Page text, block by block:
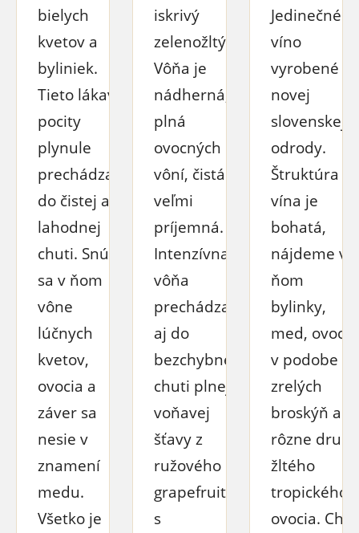
bielych
kvetov a
byliniek.
Tieto lákavé
pocity
plynule
prechádzajú
do čistej a
lahodnej
chuti. Snúbi
sa v ňom
vône
lúčnych
kvetov,
ovocia a
záver sa
nesie v
znamení
medu.
Všetko je
iskrivý
zelenožltý.
Vôňa je
nádherná,
plná
ovocných
vôní, čistá a
veľmi
príjemná.
Intenzívna
vôňa
prechádza
aj do
bezchybnej
chuti plnej
voňavej
šťavy z
ružového
grapefruitu
s
Jedinečné
víno
vyrobené z
novej
slovenskej
odrody.
Štruktúra
vína je
bohatá,
nájdeme v
ňom
bylinky,
med, ovocie
v podobe
zrelých
broskýň a
rôzne druhy
žltého
tropického
ovocia. Chuť